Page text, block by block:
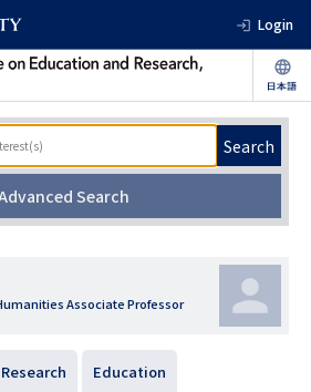
Login
Search
Search
Associate Professor
Research Education